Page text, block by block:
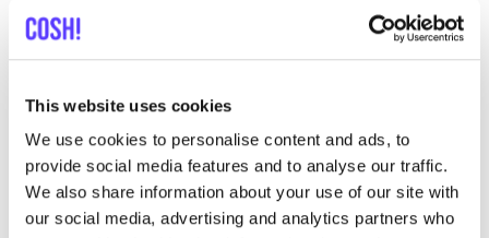
This website uses cookies
We use cookies to personalise content and ads, to
provide social media features and to analyse our traffic.
We also share information about your use of our site with
our social media, advertising and analytics partners who